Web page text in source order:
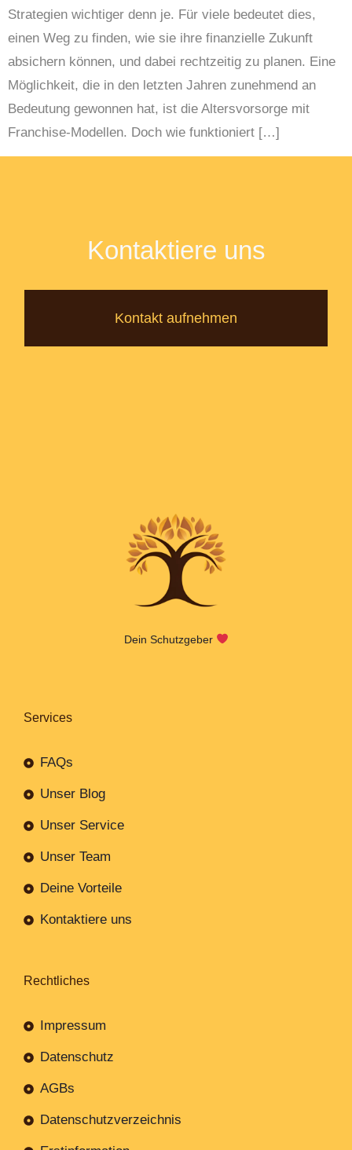
Strategien wichtiger denn je. Für viele bedeutet dies,
einen Weg zu finden, wie sie ihre finanzielle Zukunft
absichern können, und dabei rechtzeitig zu planen. Eine
Möglichkeit, die in den letzten Jahren zunehmend an
Bedeutung gewonnen hat, ist die Altersvorsorge mit
Franchise-Modellen. Doch wie funktioniert […]
Kontaktiere uns
Kontakt aufnehmen
Dein Schutzgeber
Services
FAQs
Unser Blog
Unser Service
Unser Team
Deine Vorteile
Kontaktiere uns
Rechtliches
Impressum
Datenschutz
AGBs
Datenschutzverzeichnis